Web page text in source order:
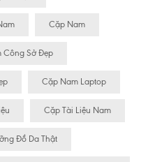
Cặp Nam
Công Sở Đẹp
Cặp Nam Laptop
Cặp Tài Liệu Nam
Đồ Da Thật